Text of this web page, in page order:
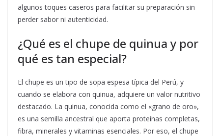
algunos toques caseros para facilitar su preparación sin
perder sabor ni autenticidad.
¿Qué es el chupe de quinua y por
qué es tan especial?
El chupe es un tipo de sopa espesa típica del Perú, y
cuando se elabora con quinua, adquiere un valor nutritivo
destacado. La quinua, conocida como el «grano de oro»,
es una semilla ancestral que aporta proteínas completas,
fibra, minerales y vitaminas esenciales. Por eso, el chupe